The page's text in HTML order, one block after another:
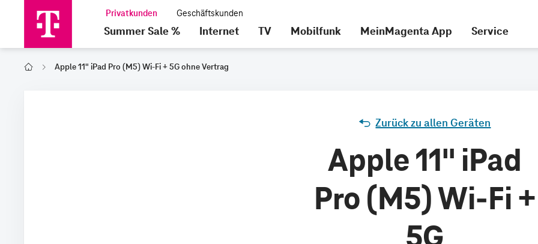
Summer Sale % Internet TV Mobilfunk MeinMagenta App Service
Home Apple 11" iPad Pro (M5) Wi-Fi + 5G ohne Vertrag
Zurück zu allen Geräten
Apple 11" iPad
Pro (M5) Wi-Fi +